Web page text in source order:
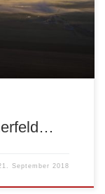
September 2018